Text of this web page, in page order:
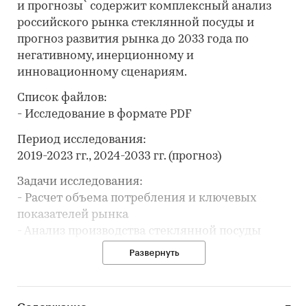
и прогнозы` содержит комплексный анализ
российского рынка стеклянной посуды и
прогноз развития рынка до 2033 года по
негативному, инерционному и
инновационному сценариям.
Список файлов:
- Исследование в формате PDF
Период исследования:
2019-2023 гг., 2024-2033 гг. (прогноз)
Задачи исследования:
- Расчет объема потребления и ключевых
показателей рынка
- Анализ производства стеклянной посуды
- Составление рейтинга производителей
- Анализ цен производителей стеклянной
Развернуть